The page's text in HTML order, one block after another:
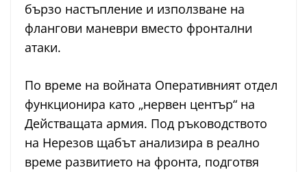
бързо настъпление и използване на
флангови маневри вместо фронтални
атаки.
По време на войната Оперативният отдел
функционира като „нервен център“ на
Действащата армия. Под ръководството
на Нерезов щабът анализира в реално
време развитието на фронта, подготвя